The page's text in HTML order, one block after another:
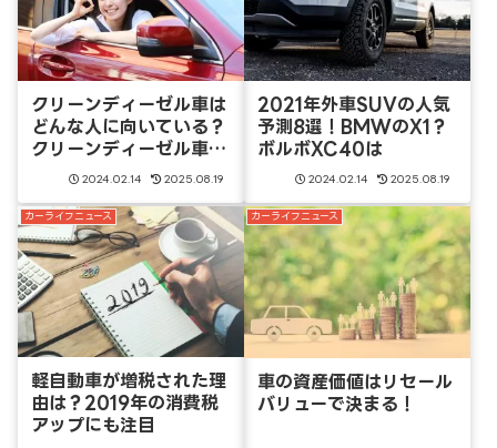
クリーンディーゼル車は
どんな人に向いている？
クリーンディーゼル車の
メリットとは
2024.02.14 2025.08.19
2021年外車SUVの人気
予測8選！BMWのX1？
ボルボXC40は
2024.02.14 2025.08.19
カーライフニュース
軽自動車が増税された理
由は？2019年の消費税
アップにも注目
カーライフニュース
車の資産価値はリセール
バリューで決まる！